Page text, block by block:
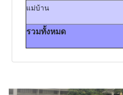
แม่บ้าน
รวมทั้งหมด